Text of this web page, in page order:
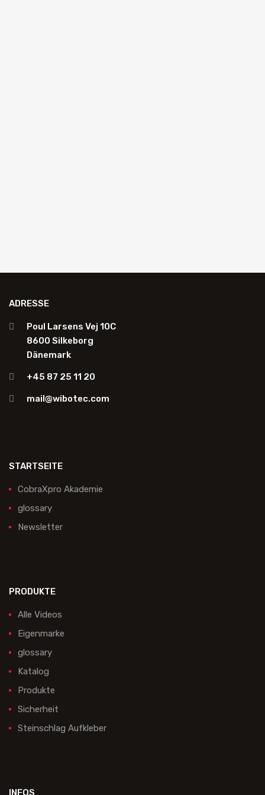
ADRESSE
Poul Larsens Vej 10C
8600 Silkeborg
Dänemark
+45 87 25 11 20
mail@wibotec.com
STARTSEITE
CobraXpro Akademie
glossary
Newsletter
PRODUKTE
Alle Videos
Eigenmarke
glossary
Katalog
Produkte
Sicherheit
Steinschlag Aufkleber
INFOS